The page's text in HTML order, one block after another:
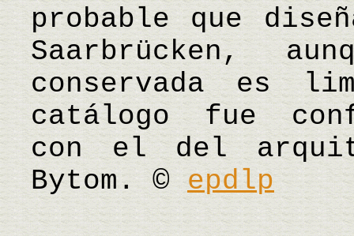
probable que
Saarbrücken,
conservada es
catálogo fue
con el del
Bytom. ©epdlp